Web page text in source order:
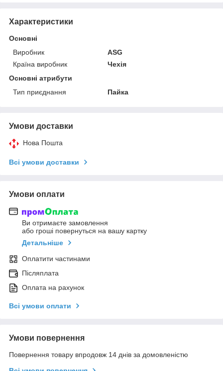
Характеристики
Основні
Виробник
ASG
Країна виробник
Чехія
Основні атрибути
Тип приєднання
Пайка
Умови доставки
Нова Пошта
Всі умови доставки
Умови оплати
Ви отримаєте замовлення
або гроші повернуться на вашу картку
Детальніше
Оплатити частинами
Післяплата
Оплата на рахунок
Всі умови оплати
Умови повернення
Повернення товару впродовж 14 днів за домовленістю